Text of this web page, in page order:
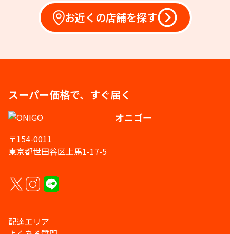
お近くの店舗を探す
スーパー価格で、すぐ届く
オニゴー
〒154-0011
東京都世田谷区上馬1-17-5
配達エリア